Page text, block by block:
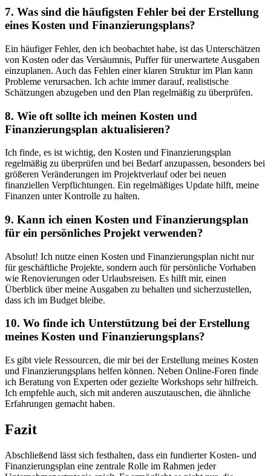
7. Was sind die häufigsten Fehler bei der ‍Erstellung
eines Kosten und Finanzierungsplans?
Ein häufiger Fehler, den ich beobachtet habe, ist das Unterschätzen
von Kosten oder das Versäumnis, Puffer für unerwartete Ausgaben
einzuplanen. Auch​ das Fehlen einer klaren Struktur im Plan kann
Probleme verursachen. Ich achte immer darauf, realistische
Schätzungen abzugeben und den Plan regelmäßig⁤ zu überprüfen.
8.‍ Wie oft sollte ich⁣ meinen Kosten und
Finanzierungsplan aktualisieren?
Ich⁤ finde, es⁤ ist wichtig, den Kosten⁤ und Finanzierungsplan ​
regelmäßig zu überprüfen und bei Bedarf anzupassen, besonders bei
größeren ⁤Veränderungen im Projektverlauf oder ⁤bei neuen
finanziellen Verpflichtungen.‌ Ein regelmäßiges Update‍ hilft, meine
Finanzen unter Kontrolle zu halten.
9. Kann ich⁢ einen Kosten und⁢ Finanzierungsplan
für ein persönliches Projekt‍ verwenden?
Absolut!⁤ Ich ⁢nutze einen Kosten und Finanzierungsplan nicht nur ​
für geschäftliche Projekte, sondern auch für persönliche Vorhaben
wie Renovierungen oder Urlaubsreisen. Es hilft⁢ mir, einen
Überblick über‌ meine Ausgaben zu behalten und sicherzustellen,
dass ich im Budget bleibe.
10. Wo finde ich Unterstützung bei ⁤der Erstellung
meines Kosten und Finanzierungsplans?
Es​ gibt viele Ressourcen, die mir bei der Erstellung meines Kosten⁤
und Finanzierungsplans helfen können. Neben Online-Foren finde
ich Beratung von Experten oder gezielte Workshops sehr hilfreich.
Ich empfehle auch,⁤ sich mit anderen auszutauschen, die ähnliche
Erfahrungen gemacht haben.
Fazit
Abschließend lässt sich festhalten, ⁢dass ⁣ein ⁤fundierter Kosten- und
Finanzierungsplan eine ⁣zentrale Rolle im‍ Rahmen ⁣jeder